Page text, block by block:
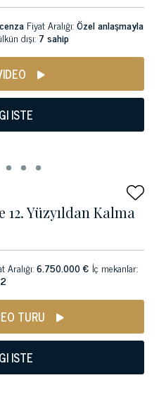
Fiyat Aralığı:Özel anlaşmayla
dışı: 7 sahip
ISTE
Yüzyıldan Kalma
Aralığı:6.750.000 € İç mekanlar:
TURU
ISTE